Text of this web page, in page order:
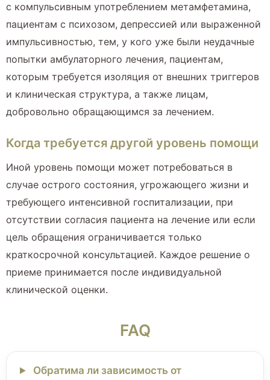
с компульсивным употреблением метамфетамина,
пациентам с психозом, депрессией или выраженной
импульсивностью, тем, у кого уже были неудачные
попытки амбулаторного лечения, пациентам,
которым требуется изоляция от внешних триггеров
и клиническая структура, а также лицам,
добровольно обращающимся за лечением.
Когда требуется другой уровень помощи
Иной уровень помощи может потребоваться в
случае острого состояния, угрожающего жизни и
требующего интенсивной госпитализации, при
отсутствии согласия пациента на лечение или если
цель обращения ограничивается только
краткосрочной консультацией. Каждое решение о
приеме принимается после индивидуальной
клинической оценки.
FAQ
Обратима ли зависимость от